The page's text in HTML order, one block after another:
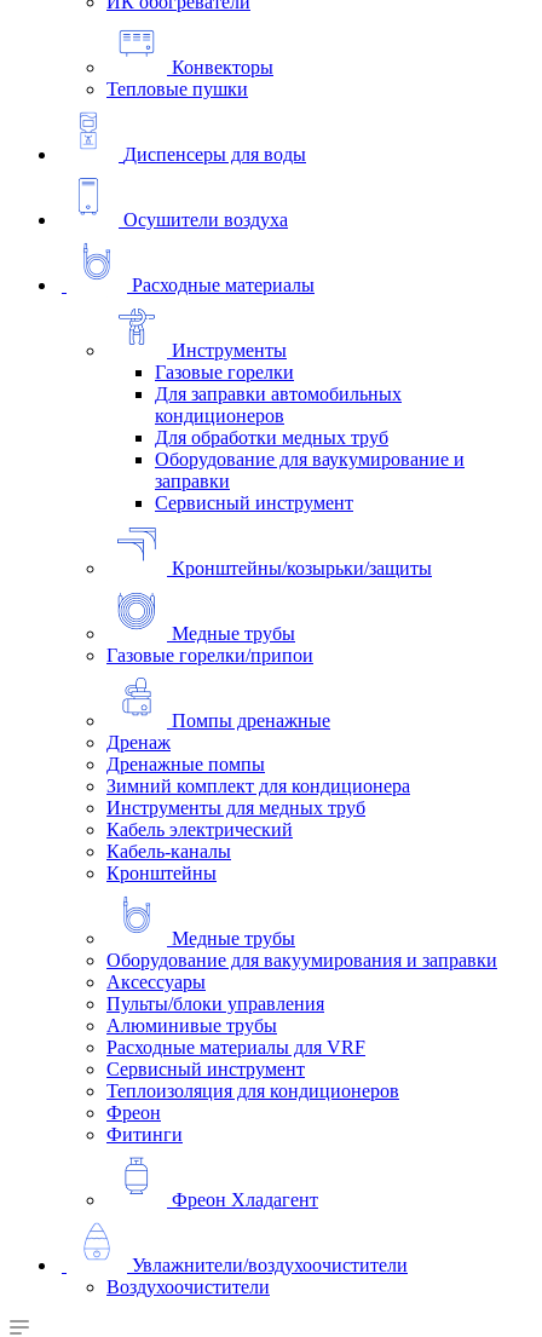
Конвекторы
Тепловые пушки
Диспенсеры для воды
Осушители воздуха
Расходные материалы
Инструменты
Газовые горелки
Для заправки автомобильных
кондиционеров
Для обработки медных труб
Оборудование для ваукумирование и
заправки
Сервисный инструмент
Кронштейны/козырьки/защиты
Медные трубы
Газовые горелки/припои
Помпы дренажные
Дренаж
Дренажные помпы
Зимний комплект для кондиционера
Инструменты для медных труб
Кабель электрический
Кабель-каналы
Кронштейны
Медные трубы
Оборудование для вакуумирования и заправки
Аксессуары
Пульты/блоки управления
Алюминивые трубы
Расходные материалы для VRF
Сервисный инструмент
Теплоизоляция для кондиционеров
Фреон
Фитинги
Фреон Хладагент
Увлажнители/воздухоочистители
Воздухоочистители